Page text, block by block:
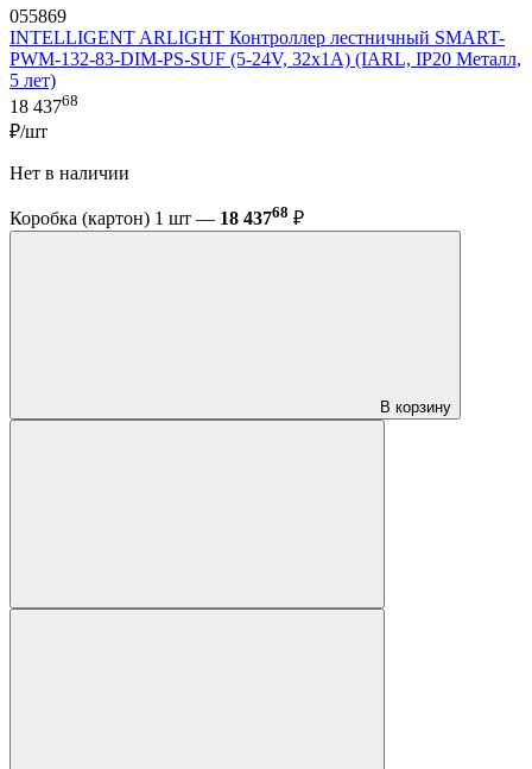
055869
INTELLIGENT ARLIGHT Контроллер лестничный SMART-
PWM-132-83-DIM-PS-SUF (5-24V, 32x1A) (IARL, IP20 Металл,
5 лет)
18 43768
₽/шт
Нет в наличии
Коробка (картон) 1 шт — 18 43768 ₽
В корзину